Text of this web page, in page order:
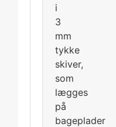
i
3
mm
tykke
skiver,
som
lægges
på
bageplader